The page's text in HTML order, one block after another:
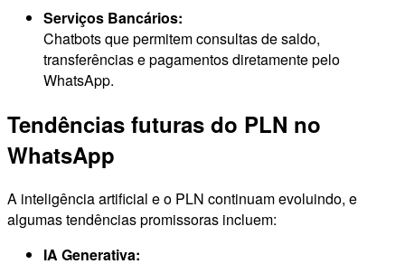
Serviços Bancários:
Chatbots que permitem consultas de saldo,
transferências e pagamentos diretamente pelo
WhatsApp.
Tendências futuras do PLN no
WhatsApp
A inteligência artificial e o PLN continuam evoluindo, e
algumas tendências promissoras incluem:
IA Generativa: